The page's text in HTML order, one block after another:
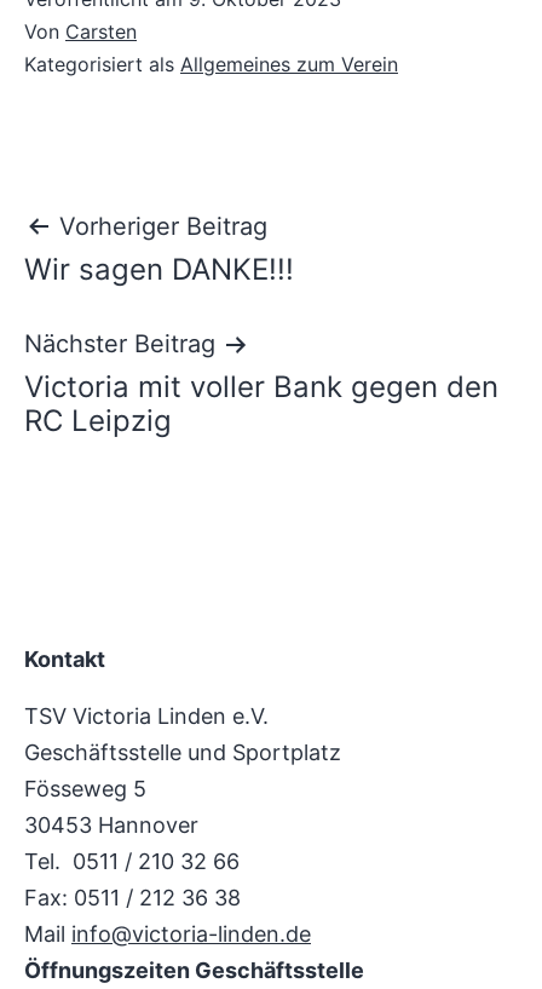
Von Carsten
Kategorisiert als Allgemeines zum Verein
Beitragsnavigation
Vorheriger Beitrag
Wir sagen DANKE!!!
Nächster Beitrag
Victoria mit voller Bank gegen den
RC Leipzig
Kontakt
TSV Victoria Linden e.V.
Geschäftsstelle und Sportplatz
Fösseweg 5
30453 Hannover
Tel. 0511 / 210 32 66
Fax: 0511 / 212 36 38
Mail info@victoria-linden.de
Öffnungszeiten Geschäftsstelle